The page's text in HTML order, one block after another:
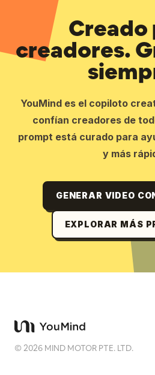
Creado
creadores.
YouMind es el copiloto
confían creadores de
prompt está curado para
y más
GENERAR VIDEO
EXPLORAR MÁS
©2026 MIND MOTOR PTE. LTD.